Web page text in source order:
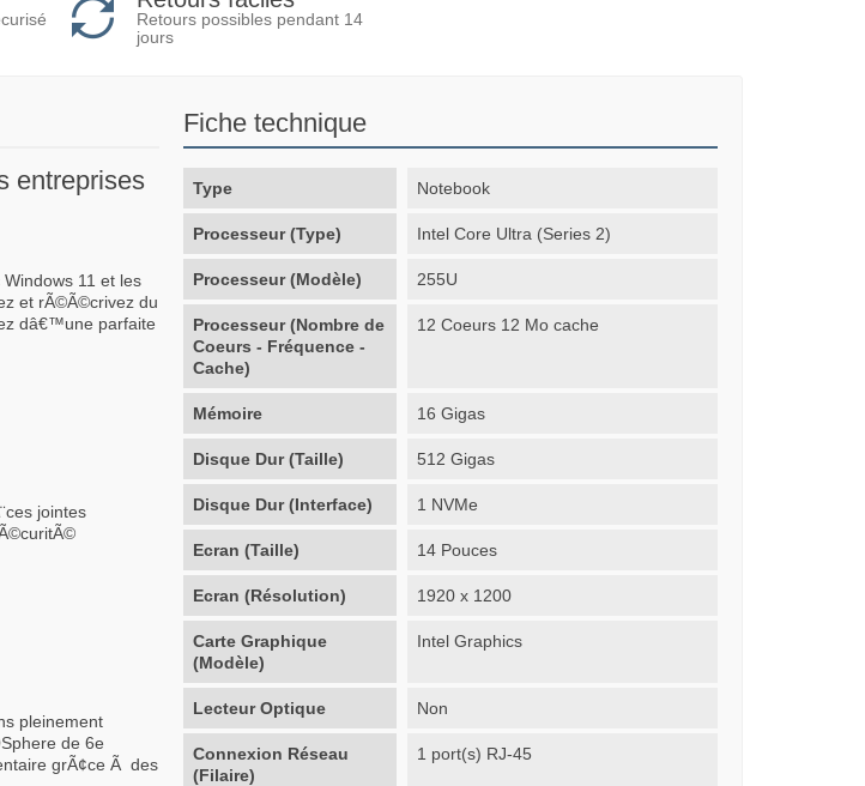
Retours possibles pendant 14
jours
entreprises
11 et les
et rÃ©Ã©crivez du
dâ€™une parfaite
jointes
pleinement
de 6e
grÃ¢ce Ã des
Fiche technique
Type Notebook
Processeur (Type) Intel Core Ultra (Series 2)
Processeur (Modèle) 255U
Processeur (Nombre de
Coeurs - Fréquence -
Cache)
12 Coeurs 12 Mo cache
Mémoire 16 Gigas
Disque Dur (Taille) 512 Gigas
Disque Dur (Interface) 1 NVMe
Ecran (Taille) 14 Pouces
Ecran (Résolution) 1920 x 1200
Carte Graphique
(Modèle)
Intel Graphics
Lecteur Optique Non
Connexion Réseau
(Filaire)
1 port(s) RJ-45